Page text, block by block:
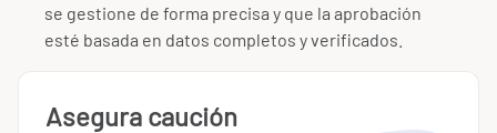
se gestione de forma precisa y que la aprobación
esté basada en datos completos y verificados.
Asegura caución